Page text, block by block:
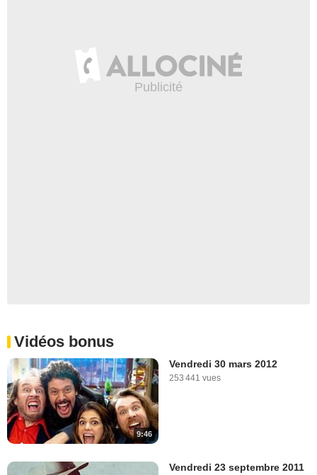
Vidéos bonus
9:46
Vendredi 30 mars 2012
253 441 vues
Vendredi 23 septembre 2011